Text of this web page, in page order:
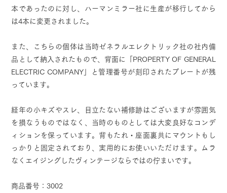
本であったのに対し、ハーマンミラー社に生産が移行してから
は4本に変更されました。
また、こちらの個体は当時ゼネラルエレクトリック社の社内備
品として納入されたもので、背面に「PROPERTY OF GENERAL
ELECTRIC COMPANY」と管理番号が刻印されたプレートが残
っています。
経年の小キズやスレ、目立たない補修跡はございますが雰囲気
を損なうものではなく、当時のものとしては大変良好なコンデ
ィションを保っています。背もたれ・座面裏共にマウントもし
っかりと固定されており、実用的にお使いいただけます。ムラ
なくエイジングしたヴィンテージならではの佇まいです。
商品番号：3002